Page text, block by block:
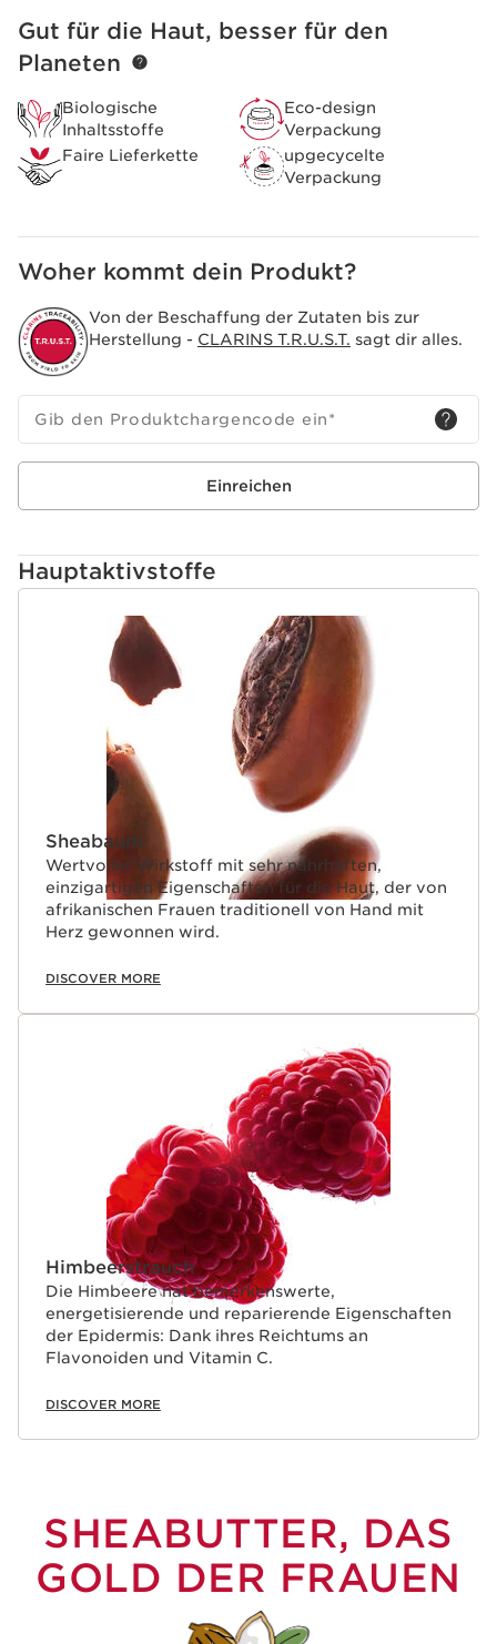
WEITER ZUM INHALT
Gut für die Haut, besser für den
Planeten
Biologische
Inhaltsstoffe
Eco-design
Verpackung
Faire Lieferkette
upgecycelte
Verpackung
Woher kommt dein Produkt?
Von der Beschaffung der Zutaten bis zur
Herstellung - CLARINS T.R.U.S.T. sagt dir alles.
Gib den Produktchargencode ein*
Einreichen
Hauptaktivstoffe
WEITER ZUM INHALT
Sheabaum
Wertvoller Wirkstoff mit sehr nahrhaften,
einzigartigen Eigenschaften für die Haut, der von
afrikanischen Frauen traditionell von Hand mit
Herz gewonnen wird.
DISCOVER MORE
Himbeerstrauch
Die Himbeere hat bemerkenswerte,
energetisierende und reparierende Eigenschaften
der Epidermis: Dank ihres Reichtums an
Flavonoiden und Vitamin C.
DISCOVER MORE
SHEABUTTER, DAS
GOLD DER FRAUEN